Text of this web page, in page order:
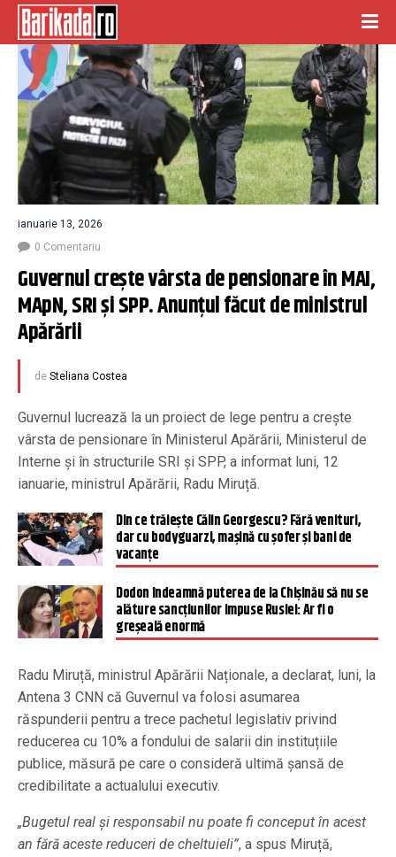
ianuarie 13, 2026
0 Comentariu
Guvernul crește vârsta de pensionare în MAI,
MApN, SRI și SPP. Anunțul făcut de ministrul
Apărării
de Steliana Costea
Guvernul lucrează la un proiect de lege pentru a crește
vârsta de pensionare în Ministerul Apărării, Ministerul de
Interne și în structurile SRI și SPP, a informat luni, 12
ianuarie, ministrul Apărării, Radu Miruță.
Din ce trăiește Călin Georgescu? Fără venituri,
dar cu bodyguarzi, mașină cu șofer și bani de
vacanțe
Dodon îndeamnă puterea de la Chișinău să nu se
alăture sancțiunilor impuse Rusiei: Ar fi o
greșeală enormă
Radu Miruță, ministrul Apărării Naționale, a declarat, luni, la
Antena 3 CNN că Guvernul va folosi asumarea
răspunderii pentru a trece pachetul legislativ privind
reducerea cu 10% a fondului de salarii din instituțiile
publice, măsură pe care o consideră ultimă șansă de
credibilitate a actualului executiv.
„Bugetul real și responsabil nu poate fi conceput în acest
an fără aceste reduceri de cheltuieli”, a spus Miruță,